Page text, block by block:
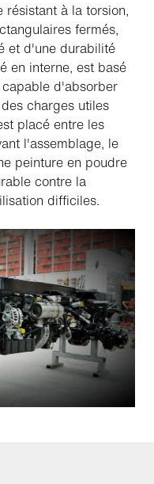
à la torsion,
fermés,
et d'une durabilité
en interne, est basé
d'absorber
charges utiles
placé entre les
l'assemblage, le
peinture en poudre
contre la
difficiles.